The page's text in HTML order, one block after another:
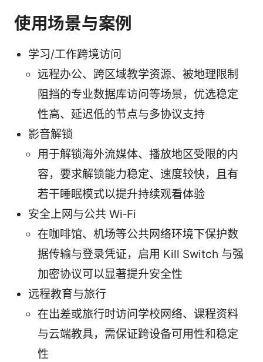
使用场景与案例
学习/工作跨境访问
远程办公、跨区域教学资源、被地理限制
阻挡的专业数据库访问等场景，优选稳定
性高、延迟低的节点与多协议支持
影音解锁
用于解锁海外流媒体、播放地区受限的内
容，要求解锁能力稳定、速度较快，且有
若干睡眠模式以提升持续观看体验
安全上网与公共 Wi‑Fi
在咖啡馆、机场等公共网络环境下保护数
据传输与登录凭证，启用 Kill Switch 与强
加密协议可以显著提升安全性
远程教育与旅行
在出差或旅行时访问学校网络、课程资料
与云端教具，需保证跨设备可用性和稳定
性